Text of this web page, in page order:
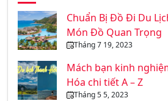
Chuẩn Bị Đồ Đi Du
Món Đồ Quan Trọng
Tháng 7 19, 2023
Mách bạn kinh
Hóa chi tiết A – Z
Tháng 5 5, 2023